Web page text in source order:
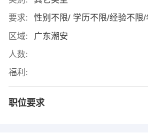
要求:
性别不限/ 学历不限/经验不限/
区域:
广东潮安
人数:
福利:
职位要求